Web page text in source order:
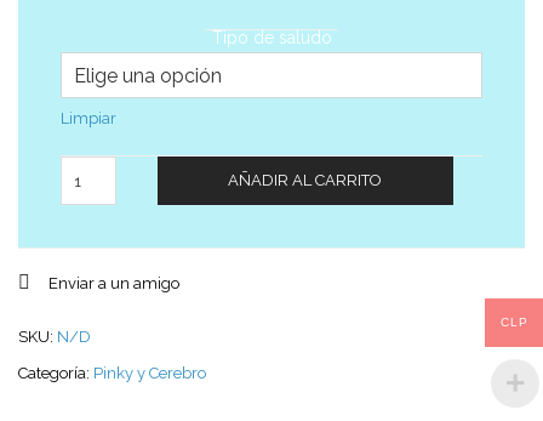
Tipo de saludo
Limpiar
AÑADIR AL CARRITO
Enviar a un amigo
SKU: N/D
Categoría: Pinky y Cerebro
CLP